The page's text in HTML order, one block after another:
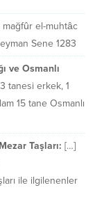
mağfûr el-muhtâc
Sene 1283
ve Osmanlı
tanesi erkek, 1
15 tane Osmanlı
Taşları: […]
ile ilgilenenler